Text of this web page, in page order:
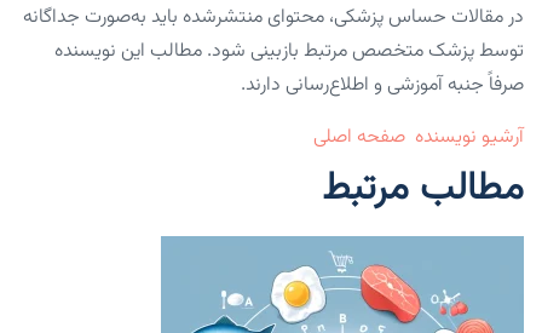
در مقالات حساس پزشکی، محتوای منتشرشده باید به‌صورت جداگانه
توسط پزشک متخصص مرتبط بازبینی شود. مطالب این نویسنده
صرفاً جنبه آموزشی و اطلاع‌رسانی دارند.
آرشیو نویسنده صفحه اصلی
مطالب مرتبط